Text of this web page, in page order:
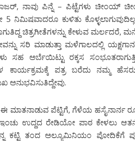
ನಾವು ಪಿನ್ನೆ – ಪಿಟ್ಟೆಗಳು ಚೀಂಯ್
5 ನಿಮಿಷವಾದರೂ ಕುಳಿತು
ಚಿತ್ರಗೀತೆಗಳನ್ನು ಕೇಳುವ
ಸರಿ ಮಾಡುತ್ತಾ ಮಳೆಗಾಲದಲ್ಲಿ
ಸಹ ಅರ್ಬೆಯಿಟ್ಟು ರಕ್ಕಸ
ಪತ್ರ ಬರೆದು ನಮ್ಮ ಹೆಸರು
ಅನುಭವಿಸುತಿದ್ದೇವು.
ಈ ಮಾತನಾಡುವ ಪೆಟ್ಟಿಗೆ, ಗೆಳೆಯ
ಇಂಚು ಉದ್ದದ ರೇಡಿಯೋ ಪಾಠ
ಕಟ್ಟಿ ತಂದ ಅಲ್ಯೂಮಿನಿಯಂ ಪೋದಿಕೆಗೆ